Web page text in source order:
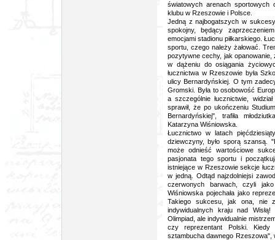
światowych arenach sportowych
klubu w Rzeszowie i Polsce.
Jedną z najbogatszych w
spokojny, będący
emocjami stadionu piłkarskiego.
sportu, czego należy żałować.
pozytywne cechy, jak
w dążeniu do osiągania
łucznictwa w Rzeszowie była
ulicy Bernardyńskiej. O tym
Gromski. Była to osobowość
a szczególnie łucznictwie,
sprawił, że po ukończeniu
Bernardyńskiej", trafiła
Katarzyna Wiśniowska.
Łucznictwo w latach
dziewczyny, było sporą szansą.
może odnieść wartościowe
pasjonata tego sportu i
istniejące w Rzeszowie sekcje
w jedną. Odtąd najzdolniejsi
czerwonych barwach, czyli
Wiśniowska pojechała jako
Takiego sukcesu, jak ona, nie
indywidualnych kraju nad
Olimpiad, ale indywidualnie
czy reprezentant Polski. Kiedy
sztambucha dawnego Rzeszowa",